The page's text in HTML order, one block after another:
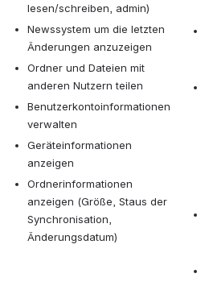
lesen/schreiben, admin)
Newssystem um die letzten
Änderungen anzuzeigen
Ordner und Dateien mit
anderen Nutzern teilen
Benutzerkontoinformationen
verwalten
Geräteinformationen
anzeigen
Ordnerinformationen
anzeigen (Größe, Staus der
Synchronisation,
Änderungsdatum)